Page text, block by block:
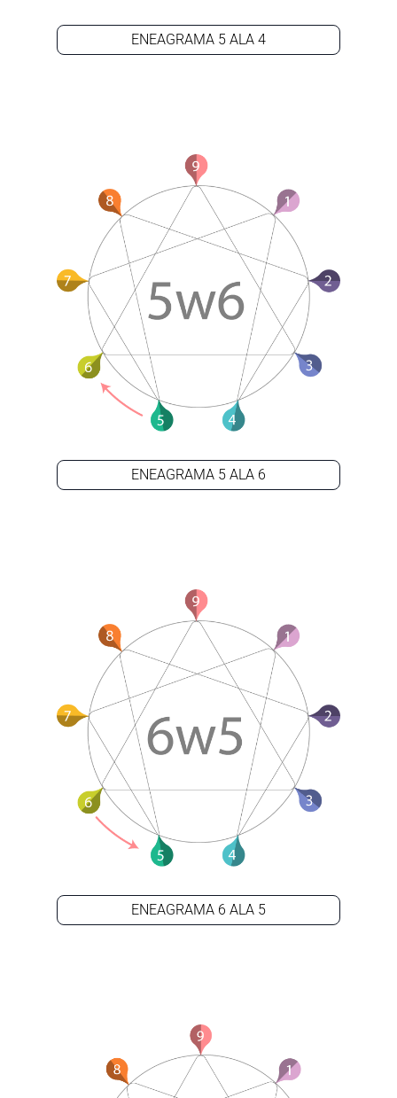
ENEAGRAMA 5 ALA 4
ENEAGRAMA 5 ALA 6
ENEAGRAMA 6 ALA 5